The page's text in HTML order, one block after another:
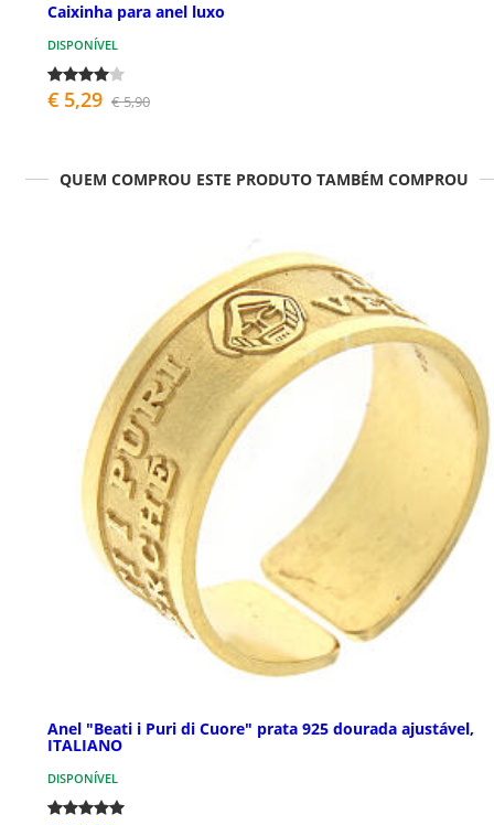
Caixinha para anel luxo
DISPONÍVEL
€ 5,29 € 5,90
QUEM COMPROU ESTE PRODUTO TAMBÉM COMPROU
Anel "Beati i Puri di Cuore" prata 925 dourada ajustável,
ITALIANO
DISPONÍVEL